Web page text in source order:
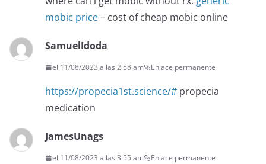
mobic price– cost of cheap mobic online
SamuelIdoda
el 11/08/2023 a las 2:58 am Enlace permanente
https://propecia1st.science/# propecia
medication
JamesUnags
el 11/08/2023 a las 3:55 am Enlace permanente